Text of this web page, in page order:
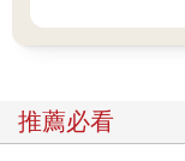
推薦必看